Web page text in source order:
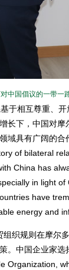
中国倡议的一带一
相互尊重、
长下，中国对
域具有广阔的合
of bilateral
China has
in light
have
energy and
织规则在摩尔
。中国企业家